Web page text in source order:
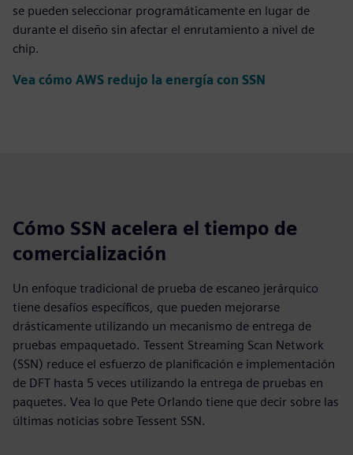
se pueden seleccionar programáticamente en lugar de
durante el diseño sin afectar el enrutamiento a nivel de
chip.
Vea cómo AWS redujo la energía con SSN
Cómo SSN acelera el tiempo de
comercialización
Un enfoque tradicional de prueba de escaneo jerárquico
tiene desafíos específicos, que pueden mejorarse
drásticamente utilizando un mecanismo de entrega de
pruebas empaquetado. Tessent Streaming Scan Network
(SSN) reduce el esfuerzo de planificación e implementación
de DFT hasta 5 veces utilizando la entrega de pruebas en
paquetes. Vea lo que Pete Orlando tiene que decir sobre las
últimas noticias sobre Tessent SSN.